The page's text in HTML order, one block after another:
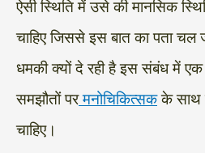
ऐसी स्थिति में उसे की मानसिक
चाहिए जिससे इस बात का पता
धमकी क्यों दे रही है इस संबंध में एक
समझौतों परमनोचिकित्सकके साथ
चाहिए।